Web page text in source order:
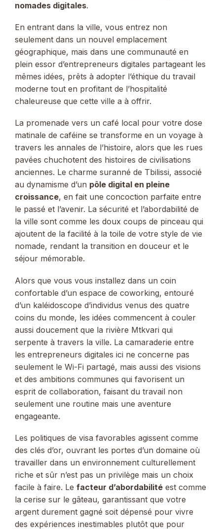
nomades digitales.
En entrant dans la ville, vous entrez non
seulement dans un nouvel emplacement
géographique, mais dans une communauté en
plein essor d’entrepreneurs digitales partageant les
mêmes idées, prêts à adopter l’éthique du travail
moderne tout en profitant de l’hospitalité
chaleureuse que cette ville a à offrir.
La promenade vers un café local pour votre dose
matinale de caféine se transforme en un voyage à
travers les annales de l’histoire, alors que les rues
pavées chuchotent des histoires de civilisations
anciennes. Le charme suranné de Tbilissi, associé
au dynamisme d’un pôle digital en pleine
croissance, en fait une concoction parfaite entre
le passé et l’avenir. La sécurité et l’abordabilité de
la ville sont comme les doux coups de pinceau qui
ajoutent de la facilité à la toile de votre style de vie
nomade, rendant la transition en douceur et le
séjour mémorable.
Alors que vous vous installez dans un coin
confortable d’un espace de coworking, entouré
d’un kaléidoscope d’individus venus des quatre
coins du monde, les idées commencent à couler
aussi doucement que la rivière Mtkvari qui
serpente à travers la ville. La camaraderie entre
les entrepreneurs digitales ici ne concerne pas
seulement le Wi-Fi partagé, mais aussi des visions
et des ambitions communes qui favorisent un
esprit de collaboration, faisant du travail non
seulement une routine mais une aventure
engageante.
Les politiques de visa favorables agissent comme
des clés d’or, ouvrant les portes d’un domaine où
travailler dans un environnement culturellement
riche et sûr n’est pas un privilège mais un choix
facile à faire. Le facteur d’abordabilité est comme
la cerise sur le gâteau, garantissant que votre
argent durement gagné soit dépensé pour vivre
des expériences inestimables plutôt que pour